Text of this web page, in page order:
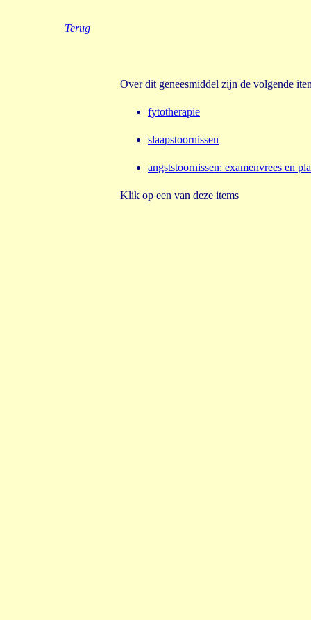
Terug
Over dit geneesmiddel zijn de volgende
fytotherapie
slaapstoornissen
angststoornissen: examenvrees en
Klik op een van deze items